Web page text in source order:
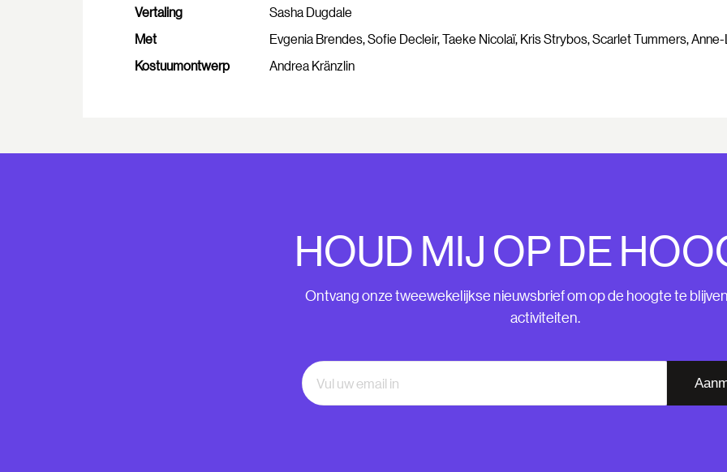
Vertaling
Sasha Dugdale
Met
Evgenia Brendes, Sofie Decleir, Taeke Nicolaï, Kris Strybos, Scarlet Tummers,
Kostuumontwerp
Andrea Kränzlin
HOUD MIJ OP DE
Ontvang onze tweewekelijkse nieuwsbrief om op de hoogte te
activiteiten.